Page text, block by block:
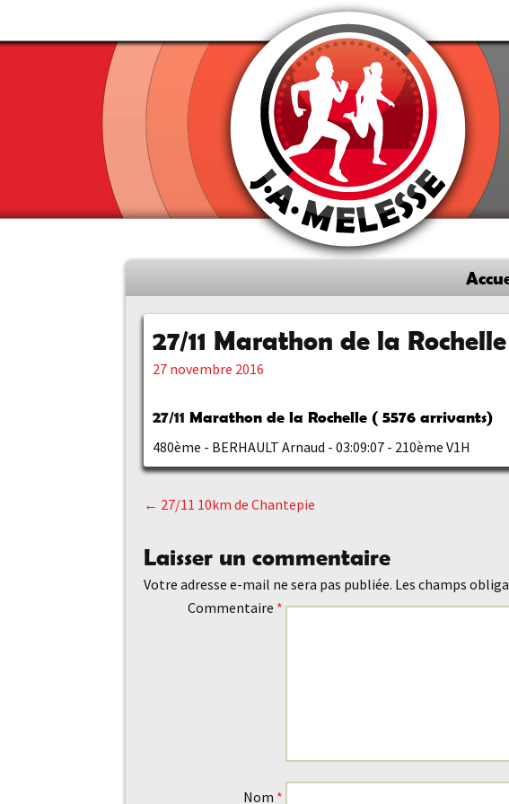
au
contenu
principal
27/11 Marathon de la Rochelle
27 novembre 2016
27/11 Marathon de la Rochelle ( 5576 arrivants)
480ème - BERHAULT Arnaud - 03:09:07 - 210ème V1H
Navigation
des
← 27/11 10km de Chantepie
Laisser un commentaire
Votre adresse e-mail ne sera pas publiée. Les champs
Commentaire *
Nom *